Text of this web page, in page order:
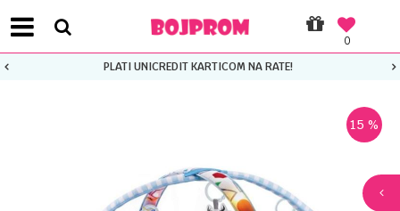
0
PLATI UNICREDIT KARTICOM NA RATE!
15 %